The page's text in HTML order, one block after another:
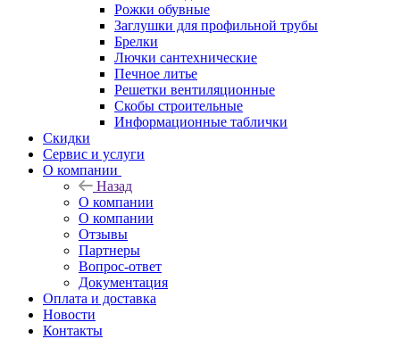
Рожки обувные
Заглушки для профильной трубы
Брелки
Лючки сантехнические
Печное литье
Решетки вентиляционные
Скобы строительные
Информационные таблички
Скидки
Сервис и услуги
О компании
Назад
О компании
О компании
Отзывы
Партнеры
Вопрос-ответ
Документация
Оплата и доставка
Новости
Контакты